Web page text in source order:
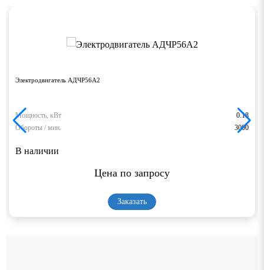
Электродвигатель АДЧР56А2
Мощность, кВт
0.18
Обороты / мин.
3000
В наличии
Цена по запросу
Заказать